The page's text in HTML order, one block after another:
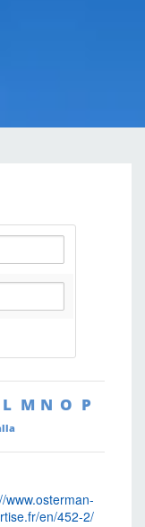
L M N O P
www.osterman-
en/452-2/